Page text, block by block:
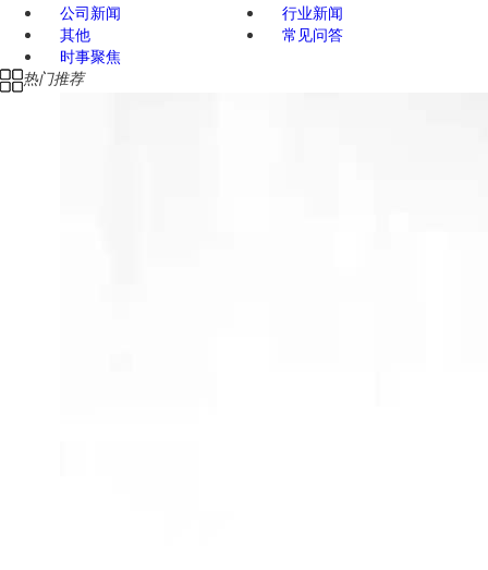
公司新闻
行业新闻
其他
常见问答
时事聚焦
热门推荐